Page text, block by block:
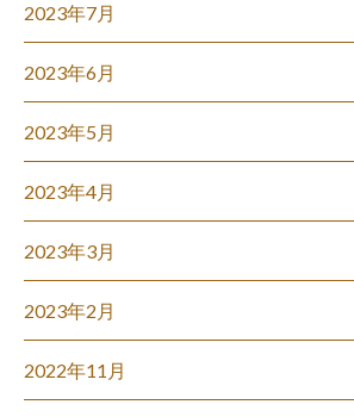
2023年7月
2023年6月
2023年5月
2023年4月
2023年3月
2023年2月
2022年11月